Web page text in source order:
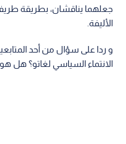
جعلهما يناقشان، بطريقة
الأليفة.
و ردا على سؤال من أحد
الانتماء السياسي لغاتو؟ هل